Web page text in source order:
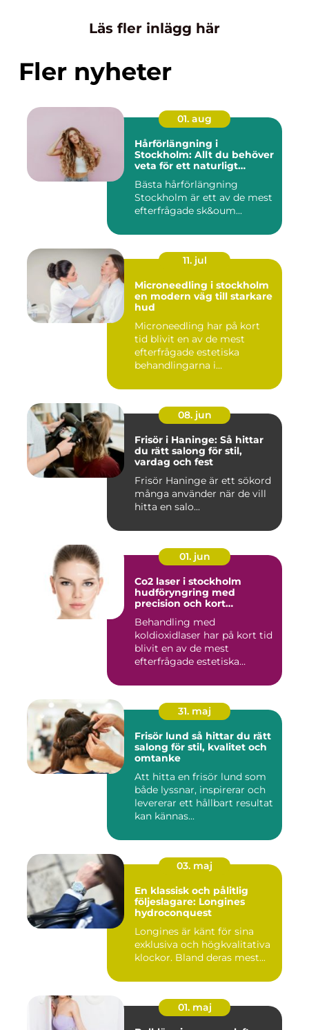
Läs fler inlägg här
Fler nyheter
01. aug
Hårförlängning i
Stockholm: Allt du behöver
veta för ett naturligt
Bästa hårförlängning
Stockholm är ett av de mest
efterfrågade sk&oum...
11. jul
Microneedling i stockholm
en modern väg till starkare
hud
Microneedling har på kort
tid blivit en av de mest
efterfrågade estetiska
behandlingarna i
08. jun
Frisör i Haninge: Så hittar
du rätt salong för stil,
vardag och fest
Frisör Haninge är ett sökord
många använder när de vill
hitta en salo...
01. jun
Co2 laser i stockholm
hudföryngring med
precision och kort
Behandling med
koldioxidlaser har på kort tid
blivit en av de mest
efterfrågade estetiska
31. maj
Frisör lund så hittar du rätt
salong för stil, kvalitet och
omtanke
Att hitta en frisör lund som
både lyssnar, inspirerar och
levererar ett hållbart resultat
kan kännas...
03. maj
En klassisk och pålitlig
följeslagare: Longines
hydroconquest
Longines är känt för sina
exklusiva och högkvalitativa
klockor. Bland deras mest...
01. maj